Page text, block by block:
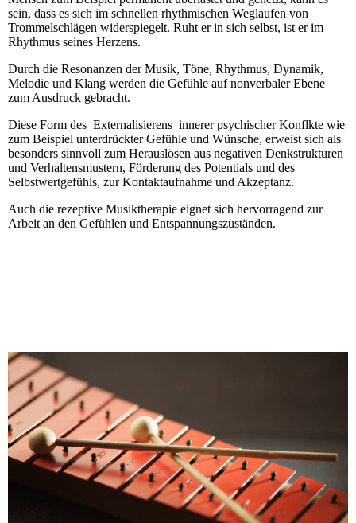
sein, dass es sich im schnellen rhythmischen Weglaufen von
Trommelschlägen widerspiegelt. Ruht er in sich selbst, ist er im
Rhythmus seines Herzens.
Durch die Resonanzen der Musik, Töne, Rhythmus, Dynamik,
Melodie und Klang werden die Gefühle auf nonverbaler Ebene
zum Ausdruck gebracht.
Diese Form des Externalisierens innerer psychischer Konflkte wie
zum Beispiel unterdrückter Gefühle und Wünsche, erweist sich als
besonders sinnvoll zum Herauslösen aus negativen Denkstrukturen
und Verhaltensmustern, Förderung des Potentials und des
Selbstwertgefühls, zur Kontaktaufnahme und Akzeptanz.
Auch die rezeptive Musiktherapie eignet sich hervorragend zur
Arbeit an den Gefühlen und Entspannungszuständen.